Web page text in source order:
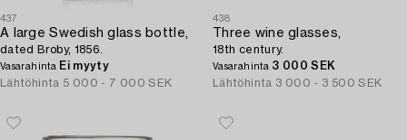
437
A large Swedish glass bottle,
dated Broby, 1856.
Vasarahinta Ei myyty
Lähtöhinta 5 000 - 7 000 SEK
438
Three wine glasses,
18th century.
Vasarahinta 3 000 SEK
Lähtöhinta 3 000 - 3 500 SEK